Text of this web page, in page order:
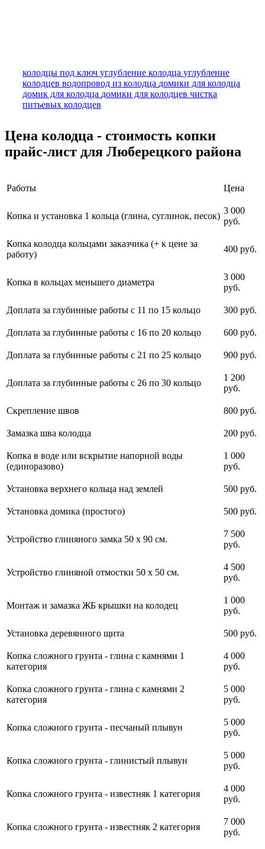
колодцы под ключ углубление колодца углубление
колодцев водопровод из колодца домики для колодца
домик для колодца домики для колодцев чистка
питьевых колодцев
Цена колодца - стоимость копки
прайс-лист для Люберецкого района
Работы Цена
Копка и установка 1 кольца (глина, суглинок, песок)
3 000
руб.
Копка колодца кольцами заказчика (+ к цене за
работу)
400 руб.
Копка в кольцах меньшего диаметра
3 000
руб.
Доплата за глубинные работы с 11 по 15 кольцо 300 руб.
Доплата за глубинные работы с 16 по 20 кольцо 600 руб.
Доплата за глубинные работы с 21 по 25 кольцо 900 руб.
Доплата за глубинные работы с 26 по 30 кольцо
1 200
руб.
Скрепление швов 800 руб.
Замазка шва колодца 200 руб.
Копка в воде или вскрытие напорной воды
(единоразово)
1 000
руб.
Установка верхнего кольца над землей 500 руб.
Установка домика (простого) 500 руб.
Устройство глиняного замка 50 х 90 см.
7 500
руб.
Устройство глиняной отмостки 50 х 50 см.
4 500
руб.
Монтаж и замазка ЖБ крышки на колодец
1 000
руб.
Установка деревянного щита 500 руб.
Копка сложного грунта - глина с камнями 1
категория
4 000
руб.
Копка сложного грунта - глина с камнями 2
категория
5 000
руб.
Копка сложного грунта - песчаный плывун
5 000
руб.
Копка сложного грунта - глинистый плывун
5 000
руб.
Копка сложного грунта - известняк 1 категория
4 000
руб.
Копка сложного грунта - известняк 2 категория
7 000
руб.